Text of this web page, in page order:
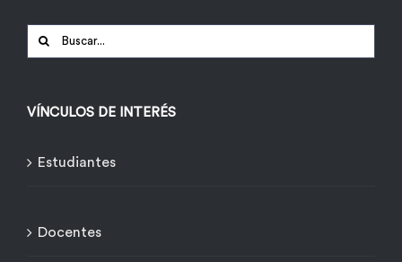
Buscar:
VÍNCULOS DE INTERÉS
Estudiantes
Docentes